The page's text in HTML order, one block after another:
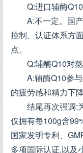
Q:进口辅酶
A:不一定。国
控制、认证体系方
点。
Q:辅酶Q10对
A:辅酶Q10参
的疲劳感和精力下
结尾再次强调:
仅拥有每100g含
国家发明专利、
多项国际认证,以及